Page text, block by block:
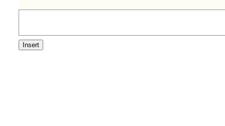
Insert